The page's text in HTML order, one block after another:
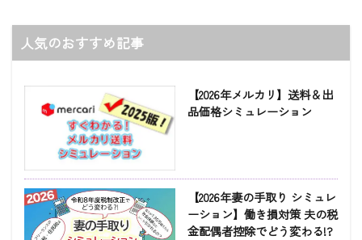
人気のおすすめ記事
【2026年メルカリ】送料＆出
品価格シミュレーション
【2026年妻の手取り シミュレ
ーション】働き損対策 夫の税
金配偶者控除でどう変わる!?